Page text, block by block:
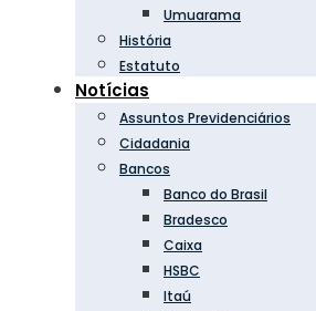
Umuarama
História
Estatuto
Notícias
Assuntos Previdenciários
Cidadania
Bancos
Banco do Brasil
Bradesco
Caixa
HSBC
Itaú